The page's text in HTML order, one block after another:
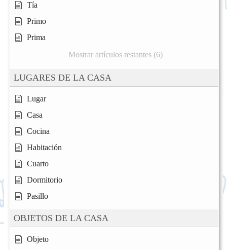
Tía
Primo
Prima
Mostrar artículos restantes (6)
LUGARES DE LA CASA
Lugar
Casa
Cocina
Habitación
Cuarto
Dormitorio
Pasillo
OBJETOS DE LA CASA
Objeto